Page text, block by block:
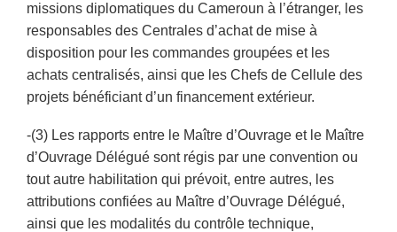
missions diplomatiques du Cameroun à l’étranger, les
responsables des Centrales d’achat de mise à
disposition pour les commandes groupées et les
achats centralisés, ainsi que les Chefs de Cellule des
projets bénéficiant d’un financement extérieur.
-(3) Les rapports entre le Maître d’Ouvrage et le Maître
d’Ouvrage Délégué sont régis par une convention ou
tout autre habilitation qui prévoit, entre autres, les
attributions confiées au Maître d’Ouvrage Délégué,
ainsi que les modalités du contrôle technique,